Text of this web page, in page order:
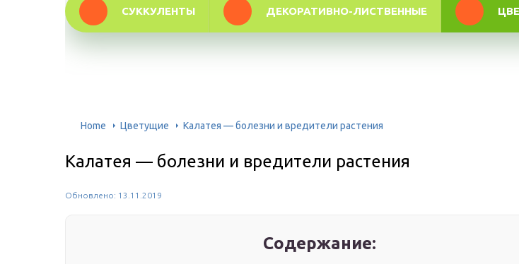
СУККУЛЕНТЫ ДЕКОРАТИВНО-ЛИСТВЕННЫЕ
Home Цветущие Калатея — болезни и вредители растения
Калатея — болезни и вредители растения
Обновлено: 13.11.2019
Содержание: